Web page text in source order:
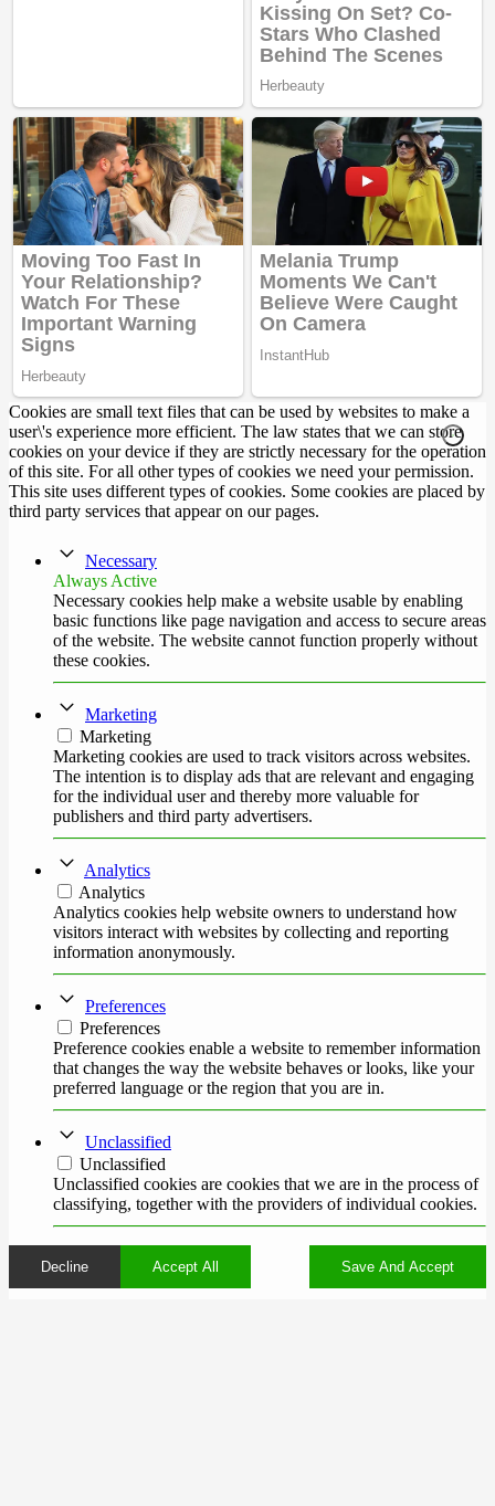
Cookies are small text files that can be used by websites to make a
user\'s experience more efficient. The law states that we can store
cookies on your device if they are strictly necessary for the operation
of this site. For all other types of cookies we need your permission.
This site uses different types of cookies. Some cookies are placed by
third party services that appear on our pages.
Necessary
Always Active
Necessary cookies help make a website usable by enabling
basic functions like page navigation and access to secure areas
of the website. The website cannot function properly without
these cookies.
Marketing
Marketing
Marketing cookies are used to track visitors across websites.
The intention is to display ads that are relevant and engaging
for the individual user and thereby more valuable for
publishers and third party advertisers.
Analytics
Analytics
Analytics cookies help website owners to understand how
visitors interact with websites by collecting and reporting
information anonymously.
Preferences
Preferences
Preference cookies enable a website to remember information
that changes the way the website behaves or looks, like your
preferred language or the region that you are in.
Unclassified
Unclassified
Unclassified cookies are cookies that we are in the process of
classifying, together with the providers of individual cookies.
Decline Accept All Save And Accept